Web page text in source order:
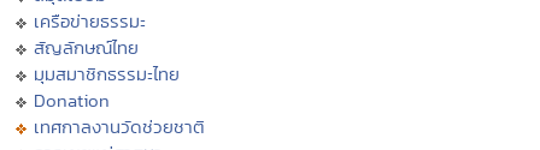
เครือข่ายธรรมะ
สัญลักษณ์ไทย
มุมสมาชิกธรรมะไทย
Donation
เทศกาลงานวัดช่วยชาติ